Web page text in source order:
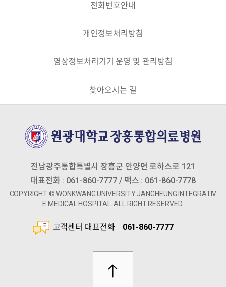
전화번호안내
개인정보처리방침
영상정보처리기기 운영 및 관리방침
찾아오시는 길
전남광주통합특별시 장흥군 안양면 로하스로 121
대표전화 : 061-860-7777 / 팩스 : 061-860-7778
COPYRIGHT © wonkwang university jangheung Integrativ
e medical hospital. aLL RIGHT RESERVED.
고객센터 대표전화 061-860-7777